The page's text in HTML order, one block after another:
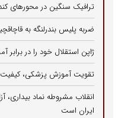
ترافیک سنگین در محورهای
ضربه پلیس بندرلنگه به
ژاپن استقلال خود را در برابر
تقویت آموزش پزشکی،
انقلاب مشروطه نماد
ایران است